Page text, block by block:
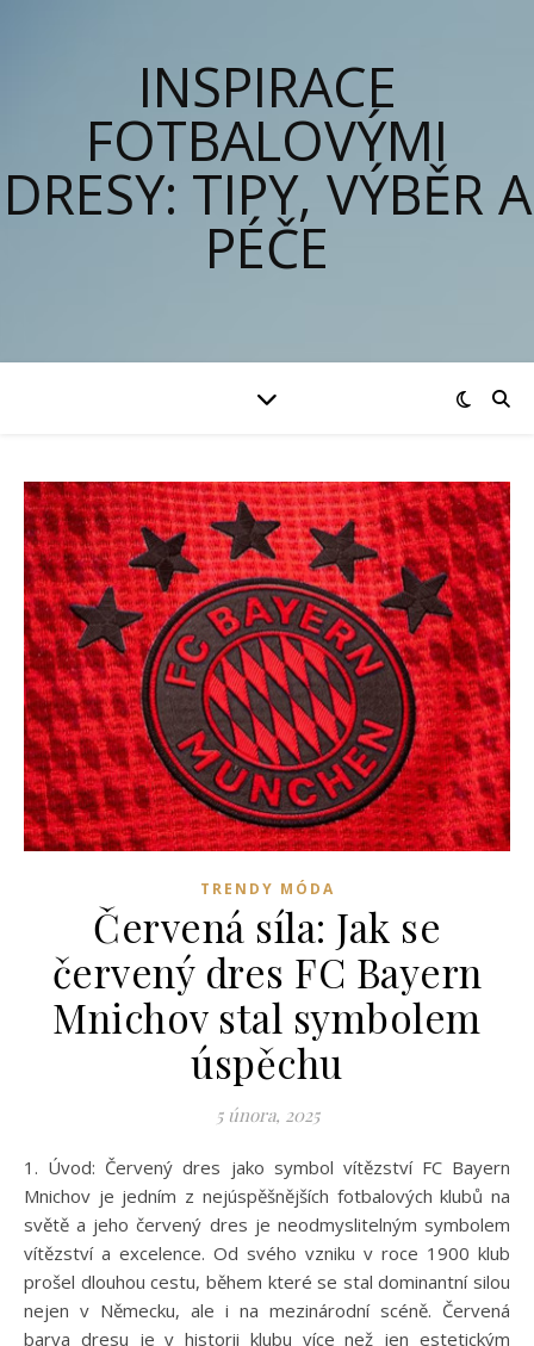
INSPIRACE
FOTBALOVÝMI
DRESY: TIPY, VÝBĚR A
PÉČE
TRENDY MÓDA
Červená síla: Jak se
červený dres FC Bayern
Mnichov stal symbolem
úspěchu
5 února, 2025
1. Úvod: Červený dres jako symbol vítězství FC Bayern
Mnichov je jedním z nejúspěšnějších fotbalových klubů na
světě a jeho červený dres je neodmyslitelným symbolem
vítězství a excelence. Od svého vzniku v roce 1900 klub
prošel dlouhou cestu, během které se stal dominantní silou
nejen v Německu, ale i na mezinárodní scéně. Červená
barva dresu je v historii klubu více než jen estetickým